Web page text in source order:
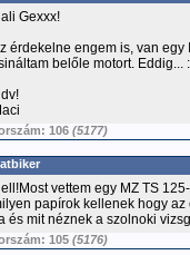
Gexxx!
érdekelne engem is, van
belőle motort. Eddig...
106 (5177)
vettem egy MZ TS
papírok kellenek hogy
és mit néznek a szolnoki
105 (5176)